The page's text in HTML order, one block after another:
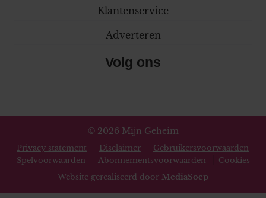
Klantenservice
Adverteren
Volg ons
© 2026 Mijn Geheim
Privacy statement Disclaimer
Gebruikersvoorwaarden
Spelvoorwaarden
Abonnementsvoorwaarden
Cookies
Website gerealiseerd door MediaSoep